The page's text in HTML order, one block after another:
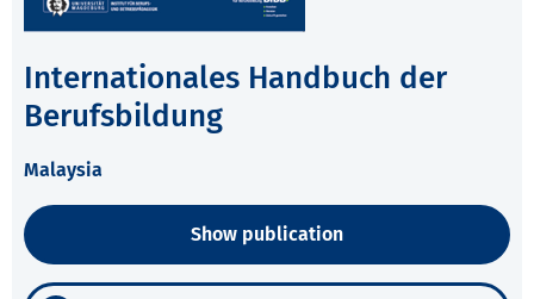
Internationales Handbuch der
Berufsbildung
Malaysia
Show publication